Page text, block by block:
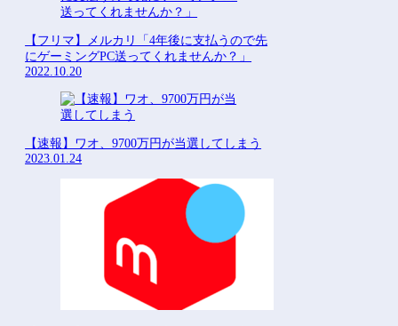
【フリマ】メルカリ「4年後に支払うので先
にゲーミングPC送ってくれませんか？」
2022.10.20
【速報】ワオ、9700万円が当選してしまう
2023.01.24